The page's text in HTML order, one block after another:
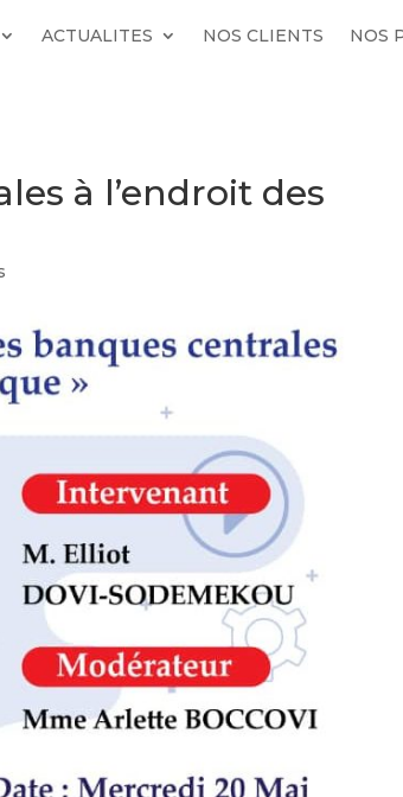
ACTUALITES NOS CLIENTS NOS
à l’endroit des